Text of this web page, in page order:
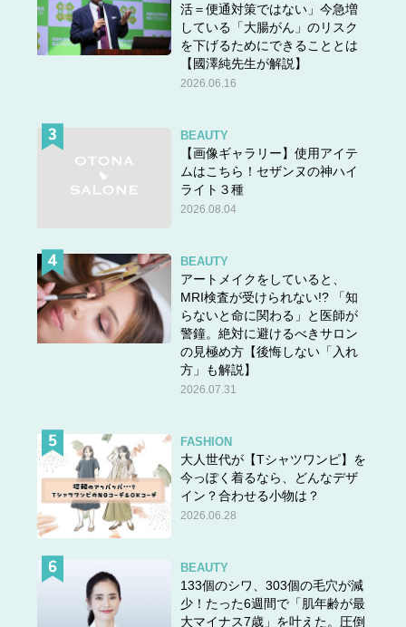
活＝便通対策ではない」今急増
している「大腸がん」のリスク
を下げるためにできることとは
【國澤純先生が解説】
2026.06.16
BEAUTY
【画像ギャラリー】使用アイテ
ムはこちら！セザンヌの神ハイ
ライト３種
2026.08.04
BEAUTY
アートメイクをしていると、
MRI検査が受けられない!? 「知
らないと命に関わる」と医師が
警鐘。絶対に避けるべきサロン
の見極め方【後悔しない「入れ
方」も解説】
2026.07.31
FASHION
大人世代が【Tシャツワンピ】を
今っぽく着るなら、どんなデザ
イン？合わせる小物は？
2026.06.28
BEAUTY
133個のシワ、303個の毛穴が減
少！たった6週間で「肌年齢が最
大マイナス7歳」を叶えた。圧倒